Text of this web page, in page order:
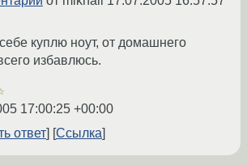
куплю ноут, от домашнего
избавлюсь.
17:00:25 +00:00
ответ
Ссылка